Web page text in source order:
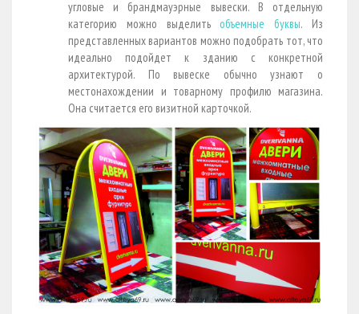
угловые и брандмауэрные вывески. В отдельную
категорию можно выделитьобъемные буквы. Из
представленных вариантов можно подобрать тот, что
идеально подойдет к зданию с конкретной
архитектурой. По вывеске обычно узнают о
местонахождении и товарному профилю магазина.
Она считается его визитной карточкой.